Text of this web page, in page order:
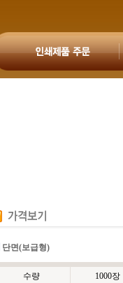
단면(보급형)
수량
1000장